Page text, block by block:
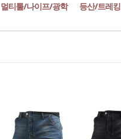
멀티툴/나이프/광학 등산/트레킹